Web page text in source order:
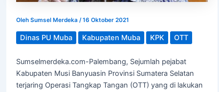
Oleh Sumsel Merdeka /16 Oktober 2021
Dinas PU Muba Kabupaten Muba KPK OTT
Sumselmerdeka.com-Palembang, Sejumlah pejabat
Kabupaten Musi Banyuasin Provinsi Sumatera Selatan
terjaring Operasi Tangkap Tangan (OTT) yang di lakukan